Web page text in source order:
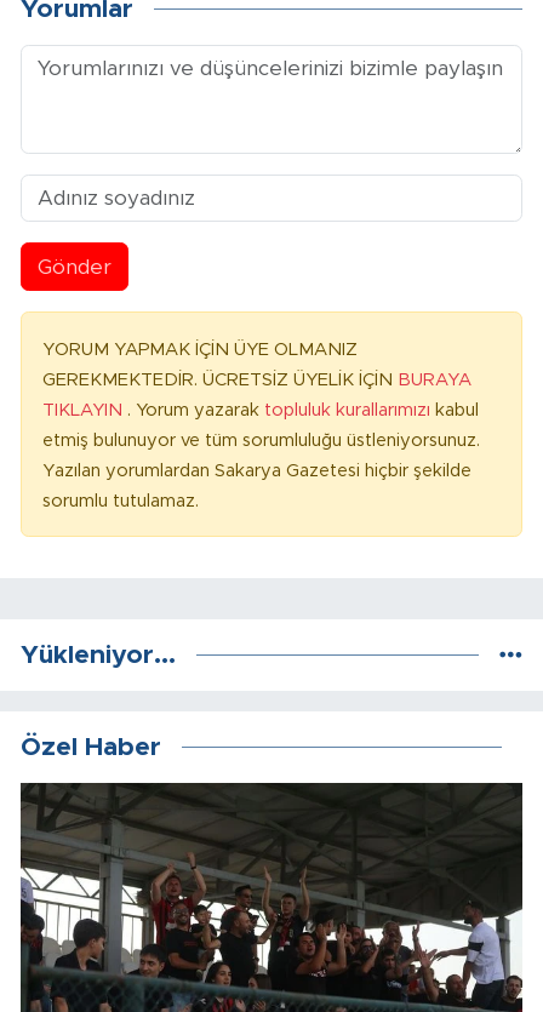
Yorumlar
Gönder
YORUM YAPMAK İÇİN ÜYE OLMANIZ
GEREKMEKTEDİR. ÜCRETSİZ ÜYELİK İÇİN BURAYA
TIKLAYIN . Yorum yazarak topluluk kurallarımızı kabul
etmiş bulunuyor ve tüm sorumluluğu üstleniyorsunuz.
Yazılan yorumlardan Sakarya Gazetesi hiçbir şekilde
sorumlu tutulamaz.
Yükleniyor...
Özel Haber